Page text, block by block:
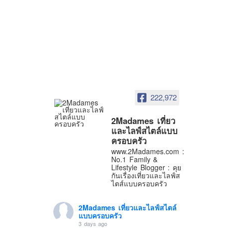
222,972
2Madames เที่ยว
และไลฟ์สไตล์แบบ
ครอบครัว
www.2Madames.com :
No.1 Family &
Lifestyle Blogger : คุย
กันเรื่องเที่ยวและไลฟ์ส
ไตส์แบบครอบครัว
2Madames เที่ยวและไลฟ์สไตล์
แบบครอบครัว
3 days ago